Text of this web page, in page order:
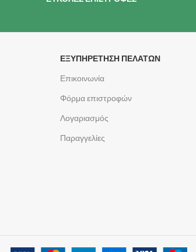
ΕΞΥΠΗΡΕΤΗΣΗ ΠΕΛΑΤΩΝ
Επικοινωνία
Φόρμα επιστροφών
Λογαριασμός
Παραγγελίες